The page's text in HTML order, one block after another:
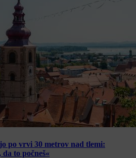
po vrvi 30 metrov nad tlemi:
to počneš«